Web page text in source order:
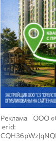
Реклама ООО
erid: